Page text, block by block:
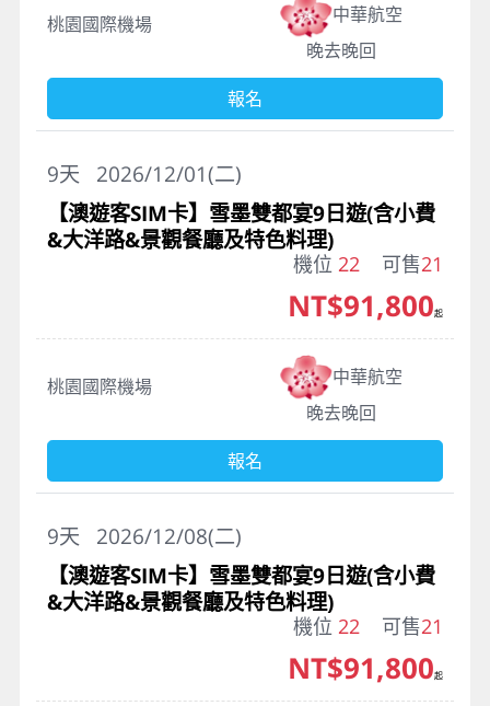
桃園國際機場
中華航空
晚去晚回
報名
2026/12/01(二)
9天
【澳遊客SIM卡】雪墨雙都宴9日遊(含小費
&大洋路&景觀餐廳及特色料理)
機位 22 可售21
桃園國際機場
中華航空
晚去晚回
NT$91,800起
報名
2026/12/08(二)
9天
【澳遊客SIM卡】雪墨雙都宴9日遊(含小費
&大洋路&景觀餐廳及特色料理)
機位 22 可售21
NT$91,800起